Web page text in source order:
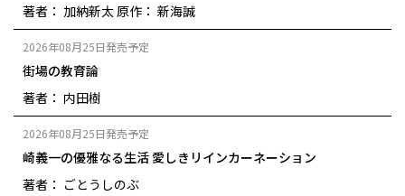
著者： 加納新太 原作： 新海誠
2026年08月25日発売予定
街場の教育論
著者： 内田樹
2026年08月25日発売予定
崎義一の優雅なる生活 愛しきリインカーネーション
著者： ごとうしのぶ